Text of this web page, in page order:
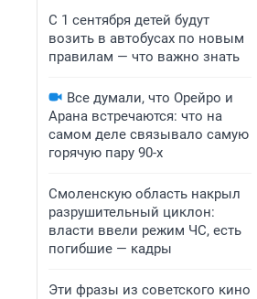
С 1 сентября детей будут
возить в автобусах по новым
правилам — что важно знать
Все думали, что Орейро и
Арана встречаются: что на
самом деле связывало самую
горячую пару 90-х
Смоленскую область накрыл
разрушительный циклон:
власти ввели режим ЧС, есть
погибшие — кадры
Эти фразы из советского кино